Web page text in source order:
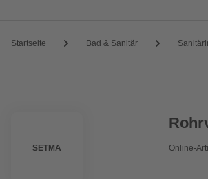
Startseite Bad & Sanitär
SETMA Online-